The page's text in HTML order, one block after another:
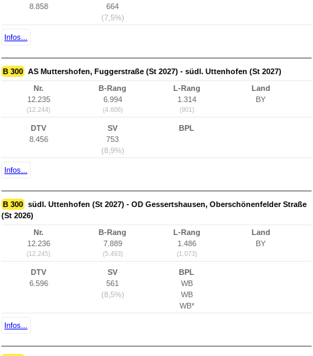
8.858
664
(7,5%)
Infos...
B 300 AS Muttershofen, Fuggerstraße (St 2027) - südl. Uttenhofen (St 2027)
Nr.
12.235
(12.244)
B-Rang
6.994
(4.606)
L-Rang
1.314
(901)
Land
BY
DTV
8.456
SV
753
(8,9%)
BPL
Infos...
B 300 südl. Uttenhofen (St 2027) - OD Gessertshausen, Oberschönenfelder Straße
(St 2026)
Nr.
12.236
(12.245)
B-Rang
7.889
(5.493)
L-Rang
1.486
(1.073)
Land
BY
DTV
6.596
SV
561
(8,5%)
BPL
WB
WB
WB*
Infos...